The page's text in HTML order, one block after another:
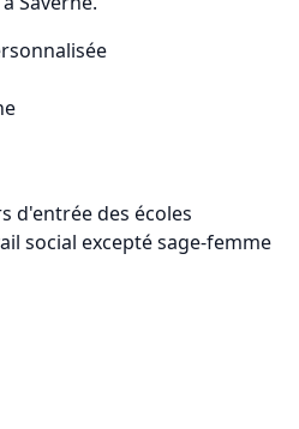
d'entrée des écoles
social excepté sage-femme